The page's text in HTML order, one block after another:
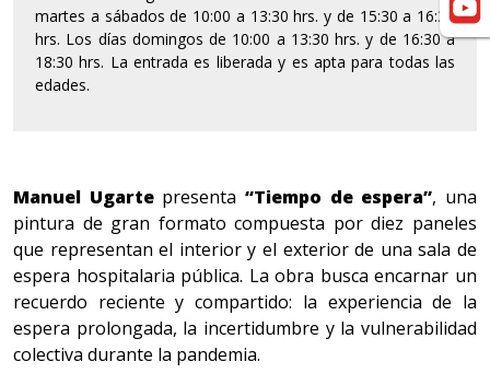
martes a sábados de 10:00 a 13:30 hrs. y de 15:30 a 16:30
hrs. Los días domingos de 10:00 a 13:30 hrs. y de 16:30 a
18:30 hrs. La entrada es liberada y es apta para todas las
edades.
Manuel Ugartepresenta“Tiempo de espera”, una
pintura de gran formato compuesta por diez paneles
que representan el interior y el exterior de una sala de
espera hospitalaria pública. La obra busca encarnar un
recuerdo reciente y compartido: la experiencia de la
espera prolongada, la incertidumbre y la vulnerabilidad
colectiva durante la pandemia.